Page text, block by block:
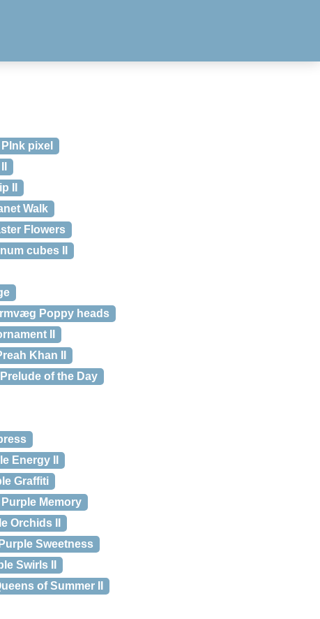
pixel
II
Walk
Flowers
cubes II
Poppy heads
II
Khan II
of the Day
Energy II
Graffiti
Memory
Orchids II
Sweetness
Swirls II
of Summer II